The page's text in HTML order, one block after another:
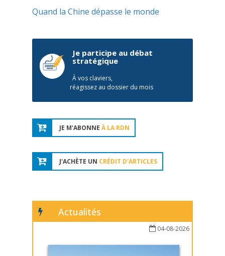
Quand la Chine dépasse le monde
Je participe au débat
stratégique
À vos claviers,
réagissez au dossier du mois
JE M'ABONNE À LA RDN
J'ACHÈTE UN CRÉDIT D'ARTICLES
Actualités
04-08-2026